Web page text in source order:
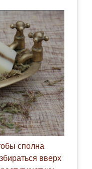
сполна
вверх